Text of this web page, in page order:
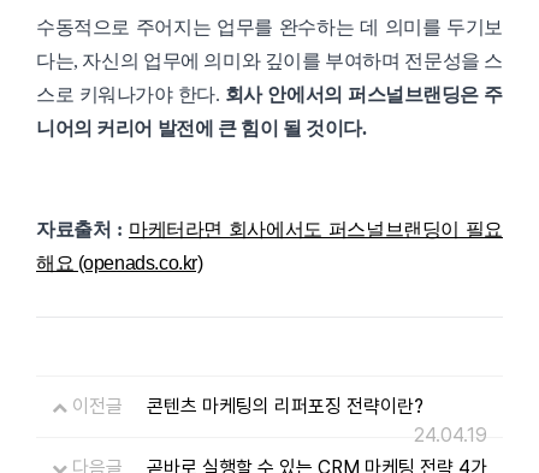
수동적으로 주어지는 업무를 완수하는 데 의미를 두기보
다는, 자신의 업무에 의미와 깊이를 부여하며 전문성을 스
스로 키워나가야 한다. 회사 안에서의 퍼스널브랜딩은 주
니어의 커리어 발전에 큰 힘이 될 것이다.
자료출처 : 마케터라면 회사에서도 퍼스널브랜딩이 필요
해요 (openads.co.kr)
이전글
콘텐츠 마케팅의 리퍼포징 전략이란?
24.04.19
다음글
곧바로 실행할 수 있는 CRM 마케팅 전략 4가